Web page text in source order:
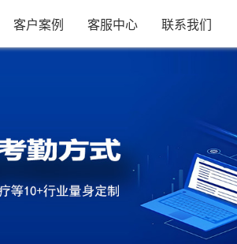
客户案例 客服中心 联系我们